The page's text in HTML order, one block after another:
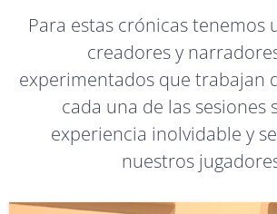
Para estas crónicas tenemos
creadores y
experimentados que trabajan
cada una de las sesiones
experiencia inolvidable y
nuestros